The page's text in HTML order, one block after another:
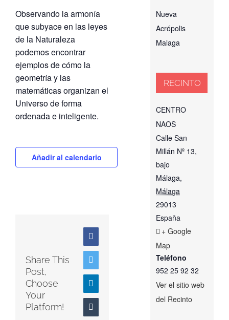
Observando la armonía
que subyace en las leyes
de la Naturaleza
podemos encontrar
ejemplos de cómo la
geometría y las
matemáticas organizan el
Universo de forma
ordenada e inteligente.
Añadir al calendario
Share This
Post,
Choose
Your
Platform!
Nueva
Acrópolis
Malaga
RECINTO
CENTRO
NAOS
Calle San
Millán Nº 13,
bajo
Málaga,
Málaga
29013
España
+ Google
Map
Teléfono
952 25 92 32
Ver el sitio web
del Recinto